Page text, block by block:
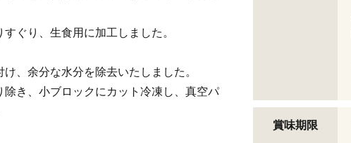
ぐり、生食用に加工しました。
、余分な水分を除去いたしました。
き、小ブロックにカット冷凍し、真空パ
賞味期限